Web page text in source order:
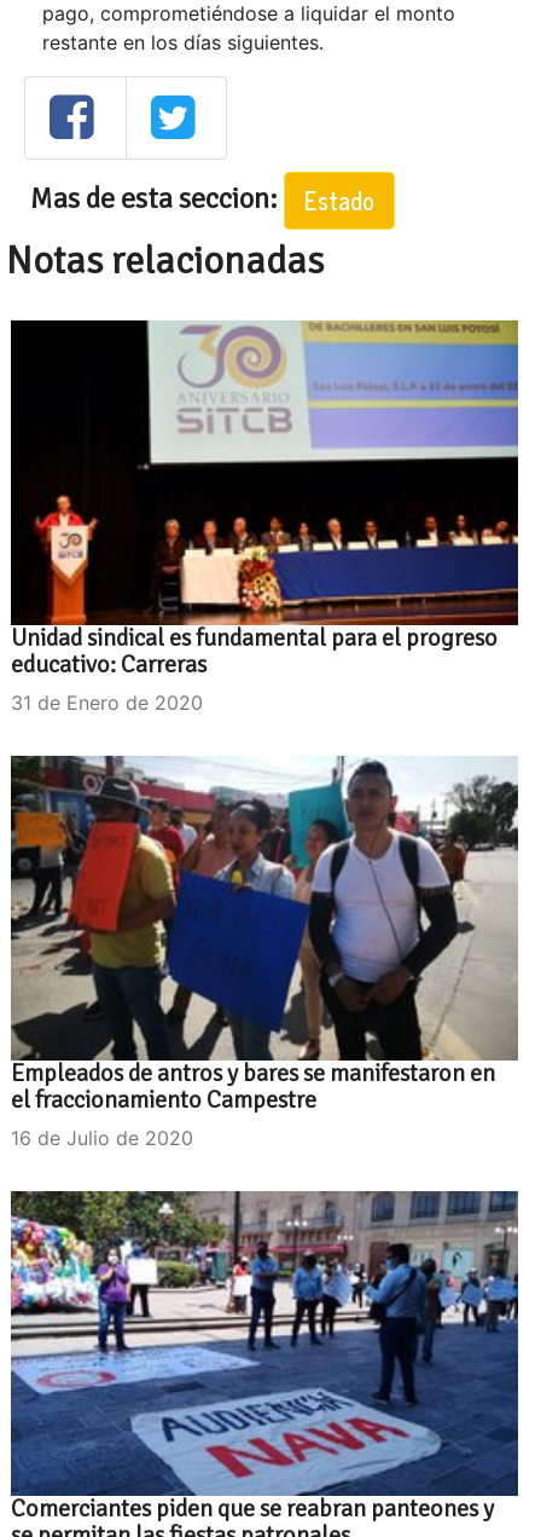
pago, comprometiéndose a liquidar el monto
restante en los días siguientes.
Mas de esta seccion: Estado
Notas relacionadas
Unidad sindical es fundamental para el progreso
educativo: Carreras
31 de Enero de 2020
Empleados de antros y bares se manifestaron en
el fraccionamiento Campestre
16 de Julio de 2020
Comerciantes piden que se reabran panteones y